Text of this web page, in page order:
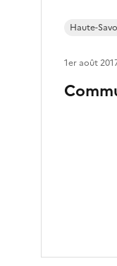
Haute-
1er août